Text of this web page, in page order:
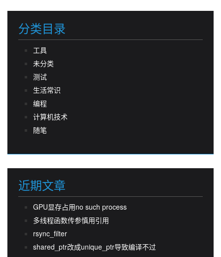
分类目录
工具
未分类
测试
生活常识
编程
计算机技术
随笔
近期文章
GPU显存占用no such process
多线程函数传参慎用引用
rsync_filter
shared_ptr改成unique_ptr导致编译不过